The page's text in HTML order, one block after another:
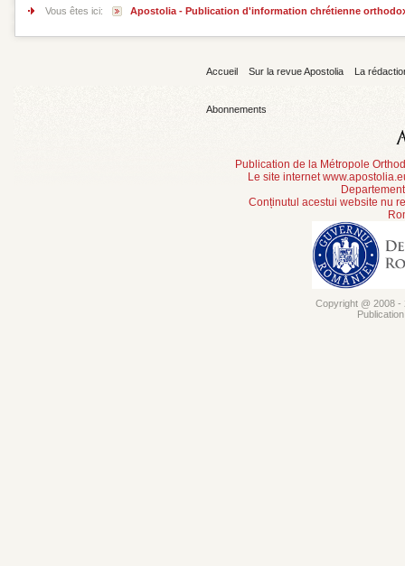
Vous êtes ici: Apostolia - Publication d'information chrétienne
Accueil Sur la revue Apostolia La
Abonnements
Publication de la Métropole
Le site internet
Conținutul acestui website nu
Copyright @ 2008 -